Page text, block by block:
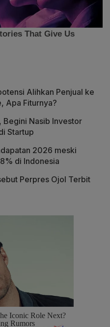
Alihkan Penjual ke
Apa Fiturnya?
Begini Nasib Investor
Startup
2026 meski
di Indonesia
Perpres Ojol Terbit